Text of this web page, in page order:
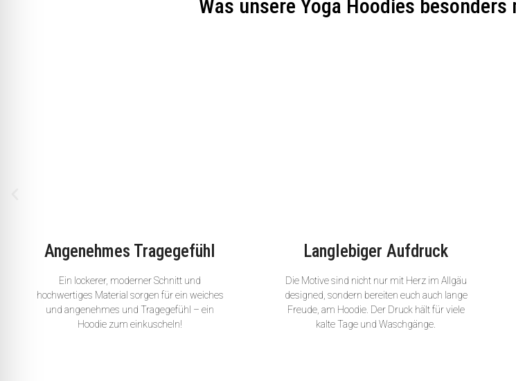
Was unsere Yoga Hoodies besonders
Angenehmes Tragegefühl
Ein lockerer, moderner Schnitt und
hochwertiges Material sorgen für ein weiches
und angenehmes und Tragegefühl – ein
Hoodie zum einkuscheln!
Langlebiger Aufdruck
Die Motive sind nicht nur mit Herz im Allgäu
designed, sondern bereiten euch auch lange
Freude, am Hoodie. Der Druck hält für viele
kalte Tage und Waschgänge.